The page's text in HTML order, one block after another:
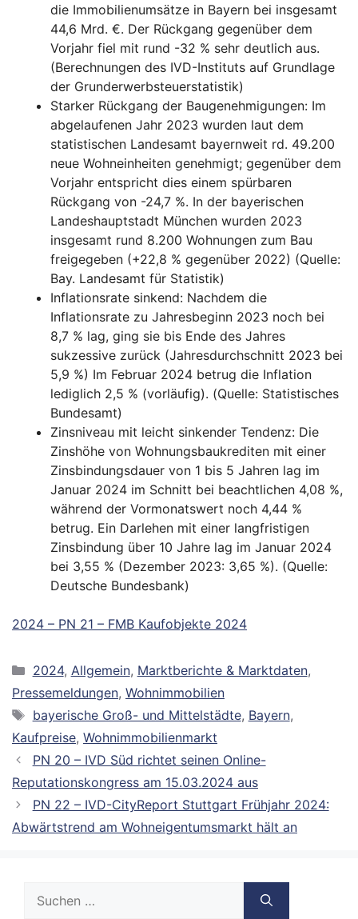
die Immobilienumsätze in Bayern bei insgesamt
44,6 Mrd. €. Der Rückgang gegenüber dem
Vorjahr fiel mit rund -32 % sehr deutlich aus.
(Berechnungen des IVD-Instituts auf Grundlage
der Grunderwerbsteuerstatistik)
Starker Rückgang der Baugenehmigungen: Im
abgelaufenen Jahr 2023 wurden laut dem
statistischen Landesamt bayernweit rd. 49.200
neue Wohneinheiten genehmigt; gegenüber dem
Vorjahr entspricht dies einem spürbaren
Rückgang von -24,7 %. In der bayerischen
Landeshauptstadt München wurden 2023
insgesamt rund 8.200 Wohnungen zum Bau
freigegeben (+22,8 % gegenüber 2022) (Quelle:
Bay. Landesamt für Statistik)
Inflationsrate sinkend: Nachdem die
Inflationsrate zu Jahresbeginn 2023 noch bei
8,7 % lag, ging sie bis Ende des Jahres
sukzessive zurück (Jahresdurchschnitt 2023 bei
5,9 %) Im Februar 2024 betrug die Inflation
lediglich 2,5 % (vorläufig). (Quelle: Statistisches
Bundesamt)
Zinsniveau mit leicht sinkender Tendenz: Die
Zinshöhe von Wohnungsbaukrediten mit einer
Zinsbindungsdauer von 1 bis 5 Jahren lag im
Januar 2024 im Schnitt bei beachtlichen 4,08 %,
während der Vormonatswert noch 4,44 %
betrug. Ein Darlehen mit einer langfristigen
Zinsbindung über 10 Jahre lag im Januar 2024
bei 3,55 % (Dezember 2023: 3,65 %). (Quelle:
Deutsche Bundesbank)
2024 – PN 21 – FMB Kaufobjekte 2024
Kategorien
2024, Allgemein, Marktberichte & Marktdaten,
Pressemeldungen, Wohnimmobilien
Schlagwörter
bayerische Groß- und Mittelstädte, Bayern,
Kaufpreise, Wohnimmobilienmarkt
PN 20 – IVD Süd richtet seinen Online-
Reputationskongress am 15.03.2024 aus
PN 22 – IVD-CityReport Stuttgart Frühjahr 2024:
Abwärtstrend am Wohneigentumsmarkt hält an
nach: